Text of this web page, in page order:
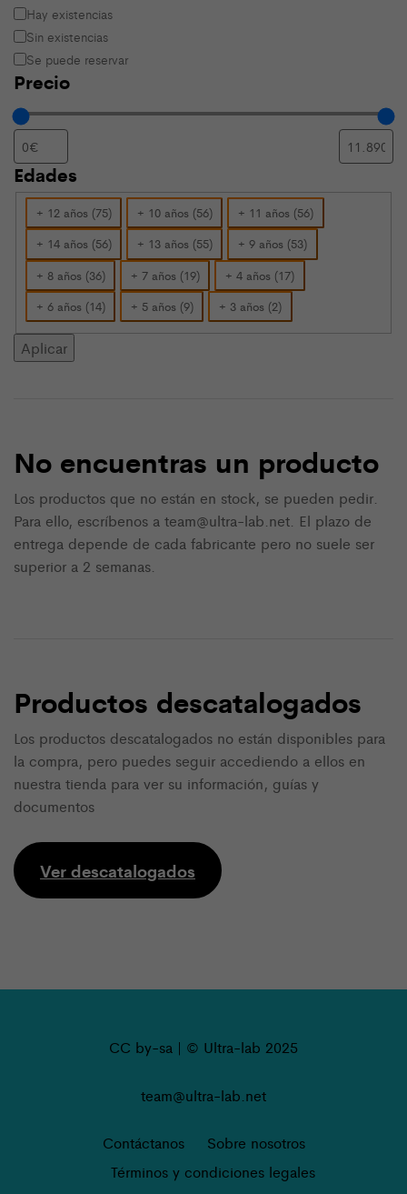
Estado
Hay existencias
Sin existencias
Se puede reservar
Precio
Edades
Edades
+ 12 años (75) + 10 años (56) + 11 años (56)
+ 14 años (56) + 13 años (55) + 9 años (53)
+ 8 años (36) + 7 años (19) + 4 años (17)
+ 6 años (14) + 5 años (9) + 3 años (2)
Aplicar
No encuentras un producto
Los productos que no están en stock, se pueden pedir.
Para ello, escríbenos a team@ultra-lab.net. El plazo de
entrega depende de cada fabricante pero no suele ser
superior a 2 semanas.
Productos descatalogados
Los productos descatalogados no están disponibles para
la compra, pero puedes seguir accediendo a ellos en
nuestra tienda para ver su información, guías y
documentos
Ver descatalogados
CC by-sa | © Ultra-lab 2025
team@ultra-lab.net
Contáctanos
Sobre nosotros
Términos y condiciones legales